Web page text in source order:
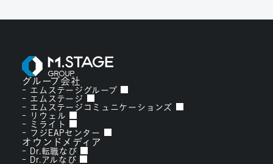
グループ会社
エムステージグループ
エムステージ
エムステージコミュニケーションズ
リウェル
ミライト
フジEAPセンター
オウンドメディア
Dr.転職なび
Dr.アルなび